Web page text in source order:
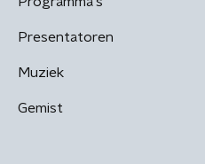
Presentatoren
Muziek
Gemist